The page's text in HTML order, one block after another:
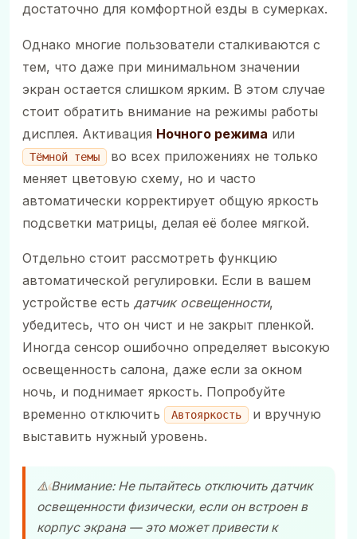
достаточно для комфортной езды в сумерках.
Однако многие пользователи сталкиваются с
тем, что даже при минимальном значении
экран остается слишком ярким. В этом случае
стоит обратить внимание на режимы работы
дисплея. Активация Ночного режима или
Тёмной темы
во всех приложениях не только
меняет цветовую схему, но и часто
автоматически корректирует общую яркость
подсветки матрицы, делая её более мягкой.
Отдельно стоит рассмотреть функцию
автоматической регулировки. Если в вашем
устройстве есть датчик освещенности,
убедитесь, что он чист и не закрыт пленкой.
Иногда сенсор ошибочно определяет высокую
освещенность салона, даже если за окном
ночь, и поднимает яркость. Попробуйте
временно отключить
Автояркость
и вручную
выставить нужный уровень.
⚠️ Внимание: Не пытайтесь отключить датчик
освещенности физически, если он встроен в
корпус экрана — это может привести к